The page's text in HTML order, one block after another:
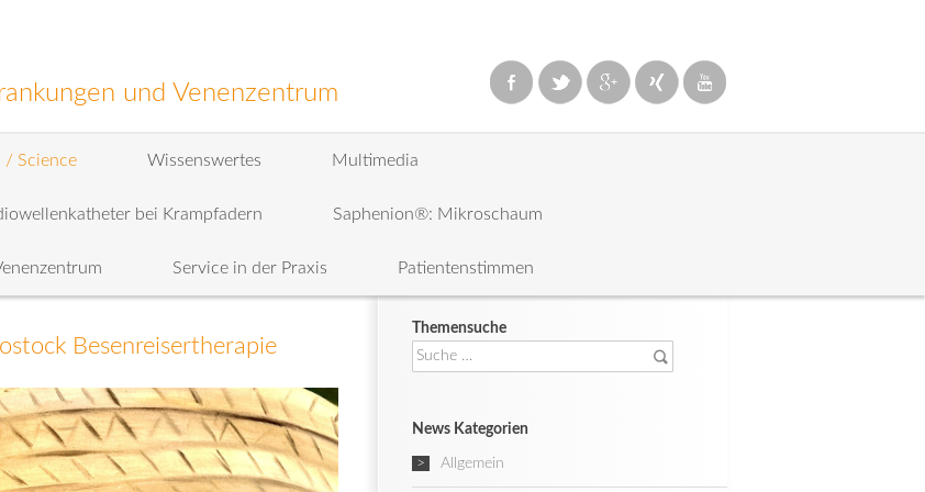
und Venenzentrum
/ Science Wissenswertes Multimedia
bei Krampfadern Saphenion®: Mikroschaum
Service in der Praxis Patientenstimmen
Besenreisertherapie
Themensuche
Suche
nach:
News Kategorien
Allgemein